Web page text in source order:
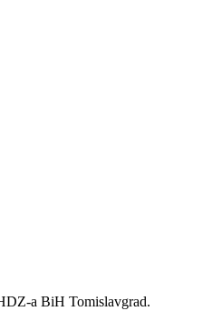
a BiH Tomislavgrad.